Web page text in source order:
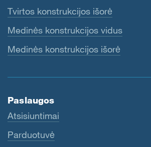
Tvirtos konstrukcijos išorė
Medinės konstrukcijos vidus
Medinės konstrukcijos išorė
Paslaugos
Atsisiuntimai
Parduotuvė